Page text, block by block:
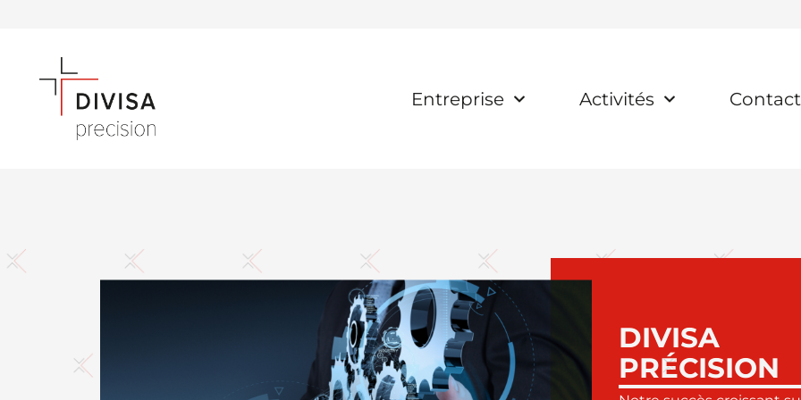
Entreprise Activités
DIVISA
PRÉCISION